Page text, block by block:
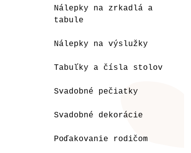
Nálepky na zrkadlá a
tabule
Nálepky na výslužky
Tabuľky a čísla stolov
Svadobné pečiatky
Svadobné dekorácie
Poďakovanie rodičom